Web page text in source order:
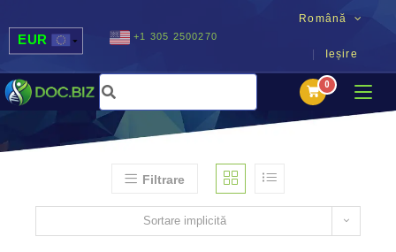
Română
Ieșire
EUR
UAH
MDL
+1 305 2500270
Filtrare
Sortare implicită